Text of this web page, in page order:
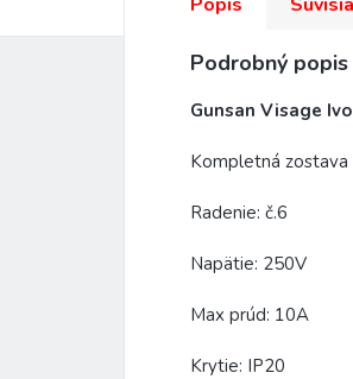
Podrobný popis
Gunsan Visage
Kompletná zostava
Radenie: č.6
Napätie: 250V
Max prúd: 10A
Krytie: IP20